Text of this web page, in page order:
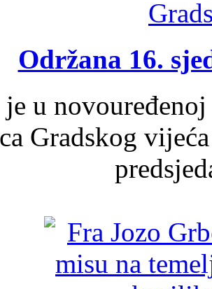
Održana 16.
je u
Gradskog